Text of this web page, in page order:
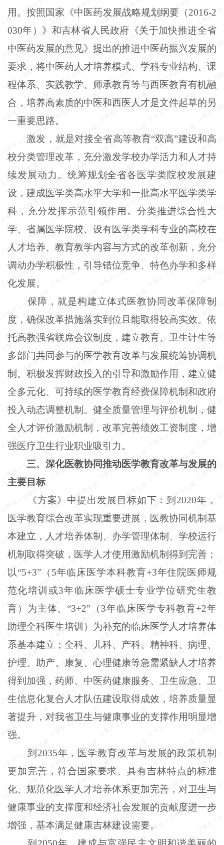
用。按照国家《中医药发展战略规划纲要（2016-2
030年）》和吉林省人民政府《关于加快推进全省
中医药发展的意见》提出的推进中医药振兴发展的
要求，将中医药人才培养模式、学科专业结构、课
程体系、实践教学、师承教育等与西医教育有机融
合，培养高素质的中医和西医人才是文件起草的另
一重要思路。
激发，就是对接全省高等教育“双高”建设和高
校分类管理改革，充分激发学校办学活力和人才持
续发展动力。统筹规划全省各医学类院校发展建
设，建成医学类高水平大学和一批高水平医学类学
科，充分发挥示范引领作用。分类推进综合性大
学、省属医学院校、设有医学类学科专业的高校在
人才培养、教育教学内容与方式的改革创新，充分
调动办学积极性，引导错位竞争、特色办学和多样
化发展。
保障，就是构建立体式医教协同改革保障制
度，确保改革措施落实到位且能取得较高实效。依
托高教强省联席会议制度，建立教育、卫生计生等
多部门共同参与的医学教育改革与发展统筹协调机
制。积极发挥财政投入的引导和激励作用，建立健
全多元化、可持续的医学教育经费保障机制和政府
投入动态调整机制。健全质量管理与评价机制，健
全人才评价激励机制，改革完善绩效工资制度，增
强医疗卫生行业职业吸引力。
三、深化医教协同推动医学教育改革与发展的
主要目标
《方案》中提出发展目标如下：到2020年，
医学教育综合改革实现重要进展，医教协同机制基
本建立，人才培养体制、办学管理体制、学校运行
机制取得突破，医学人才使用激励机制得到完善；
以“5+3”（5年临床医学本科教育+3年住院医师规
范化培训或3年临床医学硕士专业学位研究生教
育）为主体、“3+2”（3年临床医学专科教育+2年
助理全科医生培训）为补充的临床医学人才培养体
系基本建立；全科、儿科、产科、精神科、病理、
护理、助产、康复、心理健康等急需紧缺人才培养
得到加强，药师、中医药健康服务、卫生应急、卫
生信息化复合人才队伍建设取得成效，培养质量显
著提升，对我省卫生与健康事业的支撑作用明显增
强。
到2035年，医学教育改革与发展的政策机制
更加完善，符合国家要求、具有吉林特点的标准
化、规范化医学人才培养体系更加完善，对卫生与
健康事业的支撑度和经济社会发展的贡献度进一步
增强，基本满足健康吉林建设需要。